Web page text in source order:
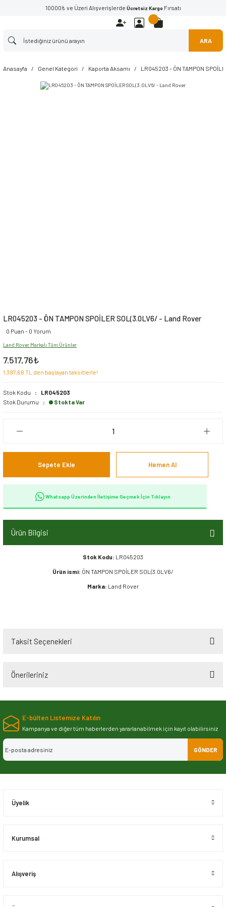
10000₺ ve Üzeri Alışverişlerde Ücretsiz Kargo Fırsatı
ARA
Anasayfa Genel Kategori Kaporta Aksamı LR045203 - ÖN TAMPON
LR045203 - ÖN TAMPON SPOİLER SOL(3.0LV6/ - Land Rover
0 Puan - 0 Yorum
Land Rover Markalı Tüm Ürünler
7.517,76₺
1.397,68 TL den başlayan taksitlerle!
Stok Kodu
LR045203
Stok Durumu
Stokta Var
Sepete Ekle Hemen Al
Whatsapp Üzerinden İletişime Geçmek İçin Tıklayın
Ürün Bilgisi
Stok Kodu: LR045203
Ürün ismi: ÖN TAMPON SPOİLER SOL(3.0LV6/
Marka: Land Rover
Taksit Seçenekleri
Önerileriniz
Bu ürünün fiyat bilgisi, resim, ürün açıklamalarında ve diğer konularda
iletebilirsiniz.
Görüş ve önerileriniz için teşekkür ederiz.
Ürün resmi kalitesiz, bozuk veya görüntülenemiyor.
E-bülten Listemize Katılın
Kampanya ve diğer tüm haberlerden yararlanabilmek için kayıt olabilirsiniz
GÖNDER
Üyelik
Kurumsal
Alışveriş